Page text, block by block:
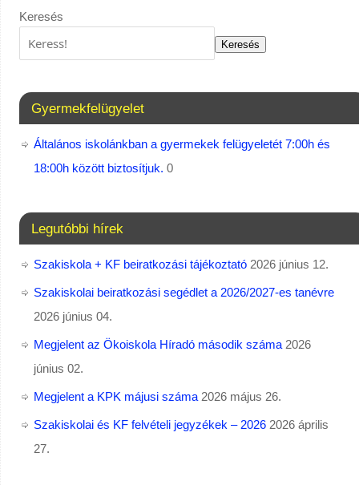
Keresés
Keresés
Gyermekfelügyelet
Általános iskolánkban a gyermekek felügyeletét 7:00h és
18:00h között biztosítjuk. 0
Legutóbbi hírek
Szakiskola + KF beiratkozási tájékoztató 2026 június 12.
Szakiskolai beiratkozási segédlet a 2026/2027-es tanévre
2026 június 04.
Megjelent az Ökoiskola Híradó második száma 2026
június 02.
Megjelent a KPK májusi száma 2026 május 26.
Szakiskolai és KF felvételi jegyzékek – 2026 2026 április
27.